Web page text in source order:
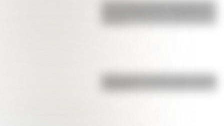
Los poderes del Estado Argentino
Judicial
Bandera de Colombia para colorear